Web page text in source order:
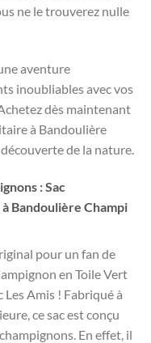
ne le trouverez nulle
aventure
inoubliables avec vos
dès maintenant
à Bandoulière
de la nature.
: Sac
Bandoulière Champi
pour un fan de
en Toile Vert
Amis ! Fabriqué à
ce sac est conçu
En effet, il